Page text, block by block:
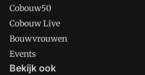
Cobouw50
Cobouw Live
Bouwvrouwen
Events
Bekijk ook